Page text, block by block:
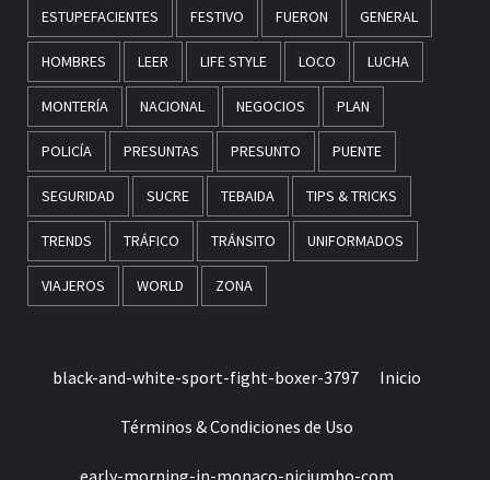
ESTUPEFACIENTES FESTIVO FUERON GENERAL
HOMBRES LEER LIFE STYLE LOCO LUCHA
MONTERÍA NACIONAL NEGOCIOS PLAN
POLICÍA PRESUNTAS PRESUNTO PUENTE
SEGURIDAD SUCRE TEBAIDA TIPS & TRICKS
TRENDS TRÁFICO TRÁNSITO UNIFORMADOS
VIAJEROS WORLD ZONA
black-and-white-sport-fight-boxer-3797 Inicio
Términos & Condiciones de Uso